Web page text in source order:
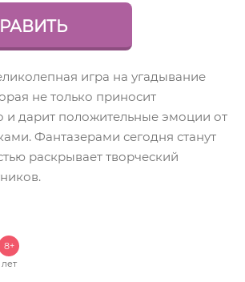
игра на угадывание
не только приносит
и дарит положительные эмоции от
Фантазерами сегодня станут
раскрывает творческий
8+
лет